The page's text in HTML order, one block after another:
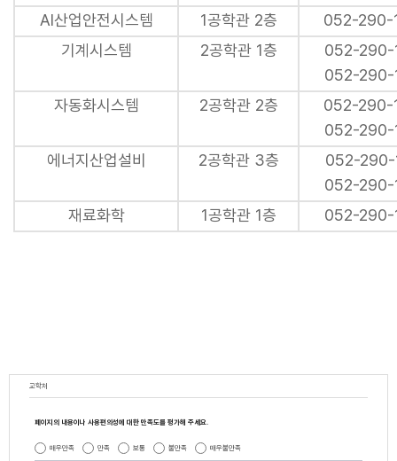
AI산업안전시스템
1공학관 2층
052-290-
기계시스템
2공학관 1층
052-290-
052-290-
자동화시스템
2공학관 2층
052-290-
052-290-
에너지산업설비
2공학관 3층
052-290-
052-290-
재료화학
1공학관 1층 052-290-
교학처
페이지의 내용이나 사용편의성에 대한 만족도를 평가해 주세요.
매우만족 만족 보통 불만족 매우불만족